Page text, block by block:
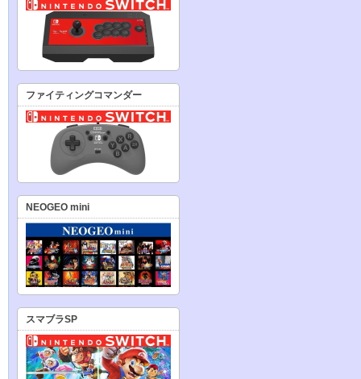
ファイティングコマンダー
NEOGEO mini
スマブラSP